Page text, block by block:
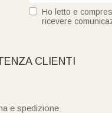
Ho letto e
ricevere
CLIENTI
e spedizione